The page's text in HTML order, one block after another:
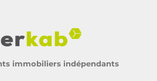
immobiliers indépendants